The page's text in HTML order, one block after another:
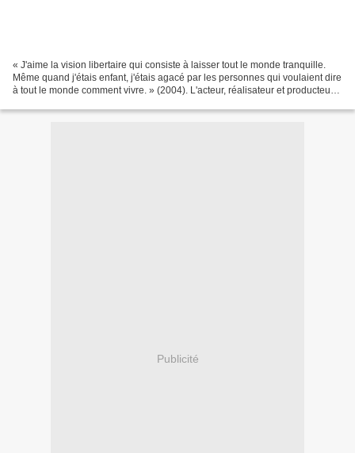
« J'aime la vision libertaire qui consiste à laisser tout le monde tranquille.
Même quand j'étais enfant, j'étais agacé par les personnes qui voulaient dire
à tout le monde comment vivre. » (2004). L'acteur, réalisateur et producteur
Publicité